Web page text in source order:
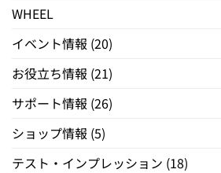
WHEEL
イベント情報 (20)
お役立ち情報 (21)
サポート情報 (26)
ショップ情報 (5)
テスト・インプレッション (18)